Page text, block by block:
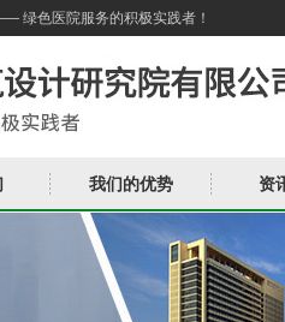
绿色医院服务的积极实践者！
我们的优势 资